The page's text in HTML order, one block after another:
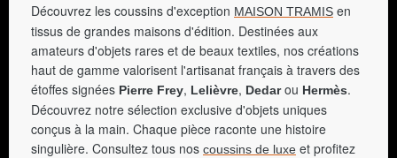
Découvrez les coussins d'exception MAISON TRAMIS en
tissus de grandes maisons d'édition. Destinées aux
amateurs d'objets rares et de beaux textiles, nos créations
haut de gamme valorisent l'artisanat français à travers des
étoffes signées Pierre Frey, Lelièvre, Dedarou Hermès.
Découvrez notre sélection exclusive d'objets uniques
conçus à la main. Chaque pièce raconte une histoire
singulière. Consultez tous nos coussins de luxe et profitez